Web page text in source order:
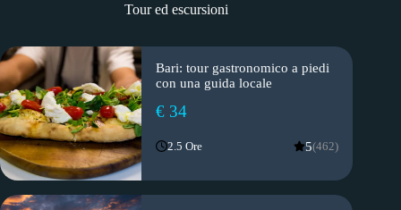
Tour ed escursioni
Bari: tour gastronomico a piedi
con una guida locale
€ 34
2.5 Ore 5(462)